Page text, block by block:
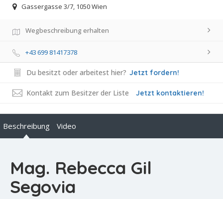
Gassergasse 3/7, 1050 Wien
Wegbeschreibung erhalten
+43 699 81417378
Du besitzt oder arbeitest hier? Jetzt fordern!
Kontakt zum Besitzer der Liste Jetzt kontaktieren!
Beschreibung Video
Mag. Rebecca Gil
Segovia